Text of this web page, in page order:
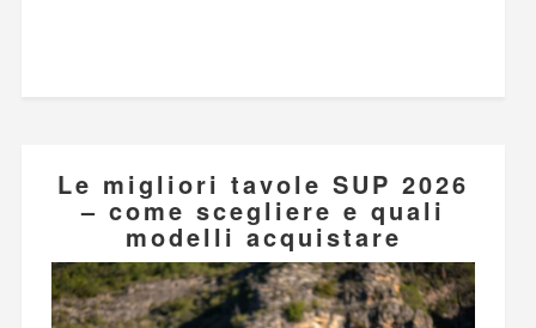
Le migliori tavole SUP 2026
– come scegliere e quali
modelli acquistare